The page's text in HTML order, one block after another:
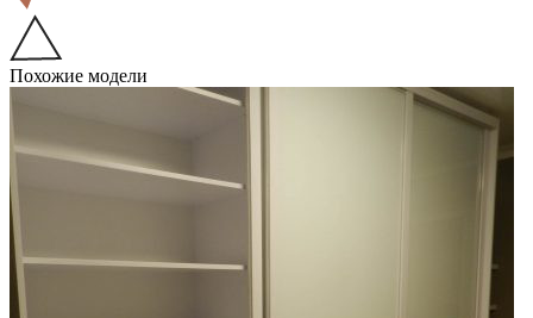
Похожие модели